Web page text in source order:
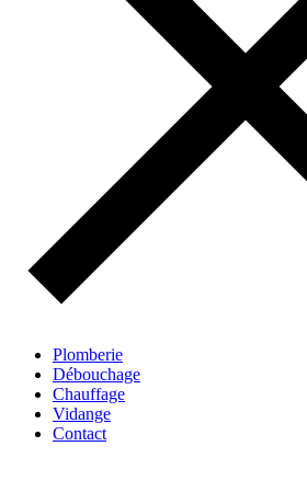
Plomberie
Débouchage
Chauffage
Vidange
Contact